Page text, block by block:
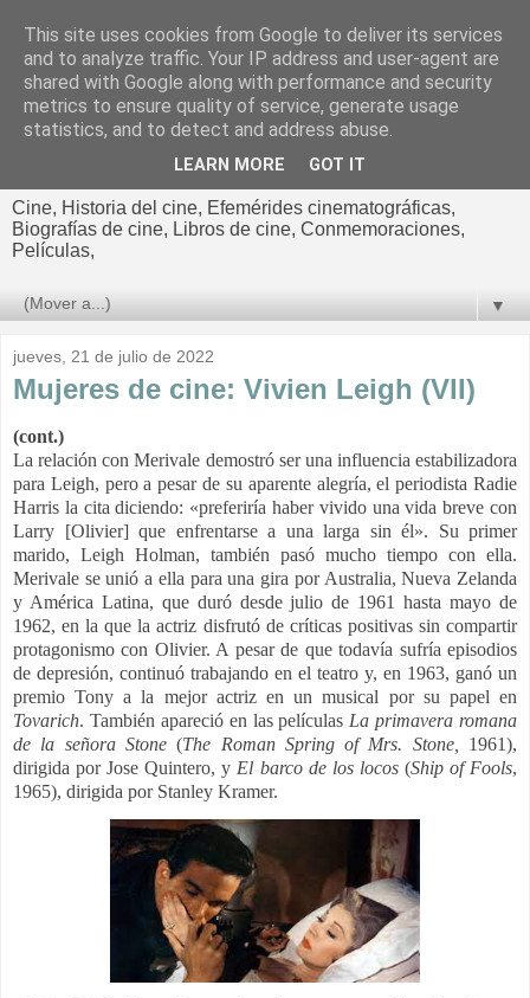
El cultural
cinematográfico de Jorge
Cine, Historia del cine, Efemérides cinematográficas,
Biografías de cine, Libros de cine, Conmemoraciones,
Películas,
▼
jueves, 21 de julio de 2022
Mujeres de cine: Vivien Leigh (VII)
(cont.)
La relación con Merivale demostró ser una influencia estabilizadora
para Leigh, pero a pesar de su aparente alegría, el periodista Radie
Harris la cita diciendo: «preferiría haber vivido una vida breve con
Larry [Olivier] que enfrentarse a una larga sin él».​ Su primer
marido, Leigh Holman, también pasó mucho tiempo con ella.
Merivale se unió a ella para una gira por Australia, Nueva Zelanda
y América Latina, que duró desde julio de 1961 hasta mayo de
1962, en la que la actriz disfrutó de críticas positivas sin compartir
protagonismo con Olivier.​ A pesar de que todavía sufría episodios
de depresión, continuó trabajando en el teatro y, en 1963, ganó un
premio Tony a la mejor actriz en un musical por su papel en
Tovarich. También apareció en las películas La primavera romana
de la señora Stone(The Roman Spring of Mrs. Stone, 1961),
dirigida por Jose Quintero, y El barco de los locos(Ship of Fools,
1965), dirigida por Stanley Kramer.​
This site uses cookies from Google to deliver its services
and to analyze traffic. Your IP address and user-agent are
shared with Google along with performance and security
metrics to ensure quality of service, generate usage
statistics, and to detect and address abuse.
LEARN MORE GOT IT